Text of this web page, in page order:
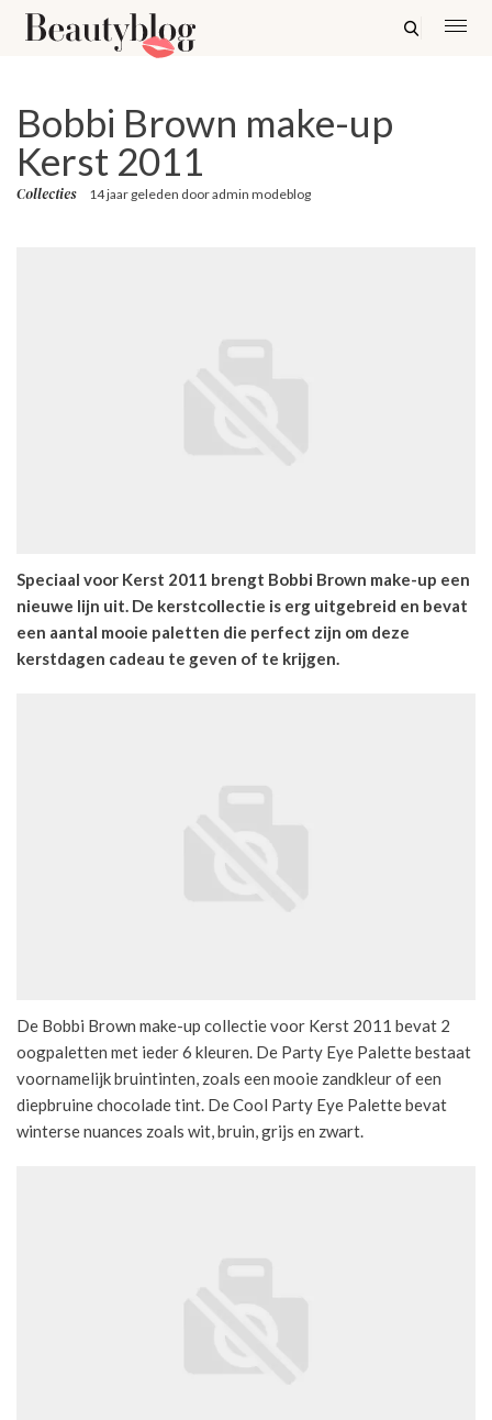
Bobbi Brown make-up
Kerst 2011
Collecties 14 jaar geleden dooradmin modeblog
Speciaal voor Kerst 2011 brengt Bobbi Brown make-up een
nieuwe lijn uit. De kerstcollectie is erg uitgebreid en bevat
een aantal mooie paletten die perfect zijn om deze
kerstdagen cadeau te geven of te krijgen.
De Bobbi Brown make-up collectie voor Kerst 2011 bevat 2
oogpaletten met ieder 6 kleuren. De Party Eye Palette bestaat
voornamelijk bruintinten, zoals een mooie zandkleur of een
diepbruine chocolade tint. De Cool Party Eye Palette bevat
winterse nuances zoals wit, bruin, grijs en zwart.